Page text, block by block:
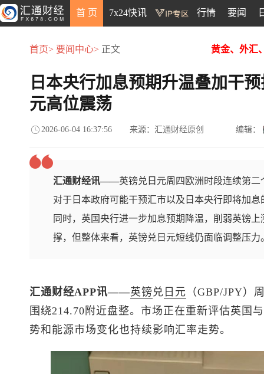
首 页 7x24快讯 行情 要闻
首页> 要闻中心> 正文 黄金、外汇
日本央行加息预期升温叠加干
元高位震荡
2026-06-04 16:37:56 来源：汇通财经原创 编辑：
汇通财经讯——英镑兑日元周四欧洲时段连续第
对于日本政府可能干预汇市以及日本央行即将加
同时，英国央行进一步加息预期降温，削弱英镑
撑，但整体来看，英镑兑日元短线仍面临调整压力
汇通财经APP讯——英镑 兑 日元 （GBP/JPY）
围绕214.70附近盘整。市场正在重新评估英国
势和能源市场变化也持续影响汇率走势。